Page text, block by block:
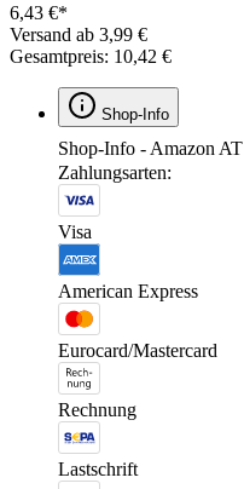
6,43 €*
Versand ab 3,99 €
Gesamtpreis: 10,42 €
Shop-Info
Shop-Info - Amazon AT
Zahlungsarten:
Visa
American Express
Eurocard/Mastercard
Rechnung
Lastschrift